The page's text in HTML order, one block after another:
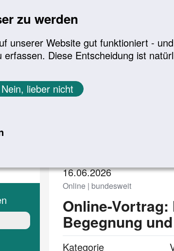
zu werden
unserer Website gut funktioniert -
Diese Entscheidung ist
Nein, lieber nicht
16.06.2026
Online | bundesweit
Online-Vortrag:
Begegnung
Kategorie